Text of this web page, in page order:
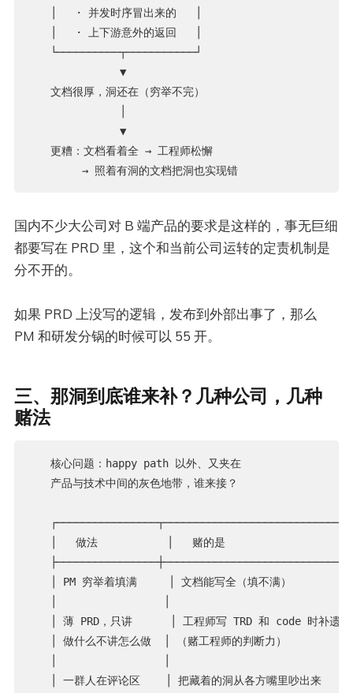
   │   · 并发时序冒出来的   │
   │   · 上下游意外的返回   │
   └──────────┬───────────┘
              ▼
   文档很厚，洞还在（穷举不完）
              ▼
   更糟：文档看着全 → 工程师松懈
        → 照着有洞的文档把洞也实现错
国内不少大公司对 B 端产品的要求是这样的，事无巨细
都要写在 PRD 里，这个和当前公司运转的定责机制是
分不开的。
如果 PRD 上没写的逻辑，发布到外部出事了，那么
PM 和研发分锅的时候可以 55 开。
三、那洞到底谁来补？几种公司，几种
赌法
   核心问题：happy path 以外、又夹在
   产品与技术中间的灰色地带，谁来接？
│   做法           │   赌的是
│ PM 穷举着填满     │ 文档能写全（填不满）
│ 薄 PRD，只讲      │ 工程师写 TRD 和 code 时补遗
│ 做什么不讲怎么做  │ （赌工程师的判断力）
│ 一群人在评论区    │ 把藏着的洞从各方嘴里吵出来